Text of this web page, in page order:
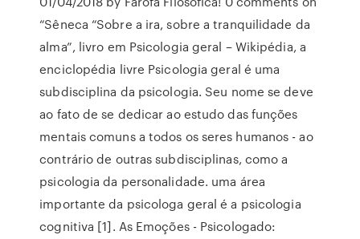
“Sêneca “Sobre a ira, sobre a tranquilidade da
alma”, livro em Psicologia geral – Wikipédia, a
enciclopédia livre Psicologia geral é uma
subdisciplina da psicologia. Seu nome se deve
ao fato de se dedicar ao estudo das funções
mentais comuns a todos os seres humanos - ao
contrário de outras subdisciplinas, como a
psicologia da personalidade. uma área
importante da psicologa geral é a psicologia
cognitiva [1]. As Emoções - Psicologado: